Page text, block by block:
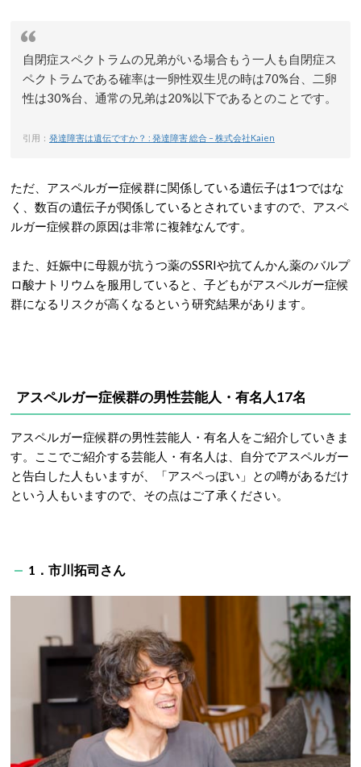
自閉症スペクトラムの兄弟がいる場合もう一人も自閉症ス
ペクトラムである確率は一卵性双生児の時は70%台、二卵
性は30%台、通常の兄弟は20%以下であるとのことです。
引用： 発達障害は遺伝ですか？ : 発達障害 総合 – 株式会社Kaien
ただ、アスペルガー症候群に関係している遺伝子は1つではな
く、数百の遺伝子が関係しているとされていますので、アスペ
ルガー症候群の原因は非常に複雑なんです。
また、妊娠中に母親が抗うつ薬のSSRIや抗てんかん薬のバルプ
ロ酸ナトリウムを服用していると、子どもがアスペルガー症候
群になるリスクが高くなるという研究結果があります。
アスペルガー症候群の男性芸能人・有名人17名
アスペルガー症候群の男性芸能人・有名人をご紹介していきま
す。ここでご紹介する芸能人・有名人は、自分でアスペルガー
と告白した人もいますが、「アスペっぽい」との噂があるだけ
という人もいますので、その点はご了承ください。
1．市川拓司さん